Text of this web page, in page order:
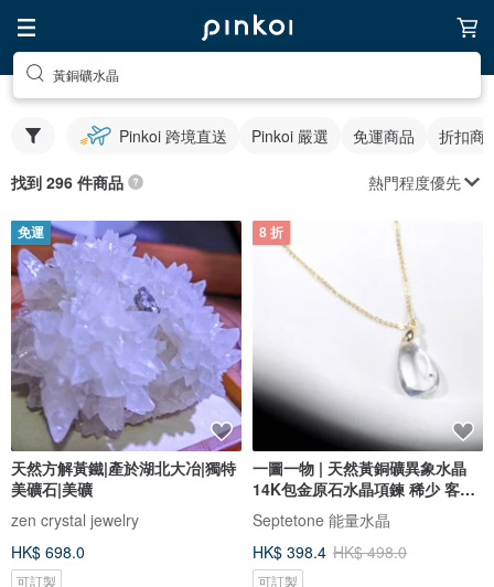
黃銅礦水晶
Pinkoi 跨境直送 Pinkoi 嚴選 免運商品 折扣商
找到 296 件商品 熱門程度優先
免運
天然方解黃鐵|產於湖北大冶|獨特
美礦石|美礦
zen crystal jewelry
HK$ 698.0
可訂製
8 折
一圖一物 | 天然黃銅礦異象水晶
14K包金原石水晶項鍊 稀少 客製
化
Septetone 能量水晶
HK$ 398.4 HK$ 498.0
可訂製